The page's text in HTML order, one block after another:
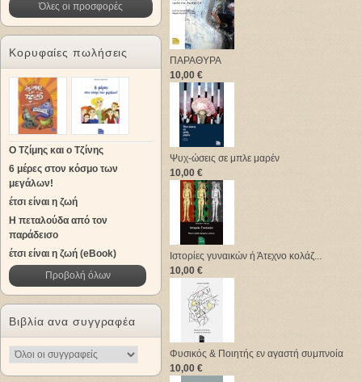
Όλες οι προσφορές
Κορυφαίες πωλήσεις
Ο Τζίμης και ο Τζίνης
6 μέρες στον κόσμο των
μεγάλων!
έτσι είναι η ζωή
Η πεταλούδα από τον
παράδεισο
έτσι είναι η ζωή (eBook)
Προβολή όλων
Βιβλία ανα συγγραφέα
ΠΑΡΑΘΥΡΑ
10,00 €
Ψυχ-ώσεις σε μπλε μαρέν
10,00 €
Ιστορίες γυναικών ή Άτεχνο κολάζ...
10,00 €
Φυσικός & Ποιητής εν αγαστή συμπνοία
10,00 €